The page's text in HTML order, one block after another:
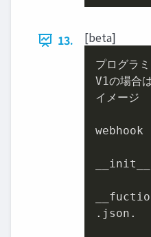
13. [beta]
プログラ
V1の場合
イメージ
webhook
.json.